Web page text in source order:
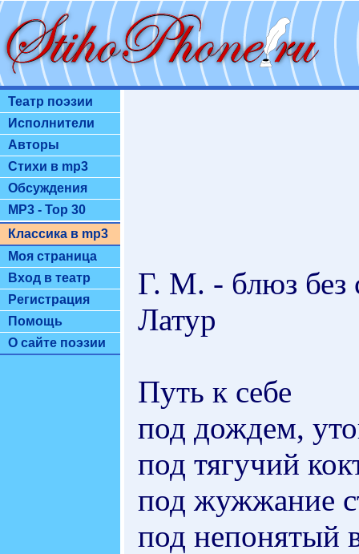
Театр поэзии
Исполнители
Авторы
Стихи в mp3
Обсуждения
MP3 - Top 30
Классика в mp3
Моя страница
Вход в театр
Регистрация
Помощь
О сайте поэзии
Г. М. - блюз без
Латур
Путь к себе
под дождем,
под тягучий
под жужжание
под непонятый